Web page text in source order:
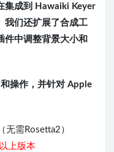
集成到 Hawaiki Keyer
我们还扩展了合成工
件中调整背景大小和
操作，并针对 Apple
需Rosetta2）
上版本